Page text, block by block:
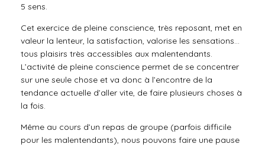
5 sens.
Cet exercice de pleine conscience, très reposant, met en
valeur la lenteur, la satisfaction, valorise les sensations…
tous plaisirs très accessibles aux malentendants.
L’activité de pleine conscience permet de se concentrer
sur une seule chose et va donc à l’encontre de la
tendance actuelle d’aller vite, de faire plusieurs choses à
la fois.
Même au cours d’un repas de groupe (parfois difficile
pour les malentendants), nous pouvons faire une pause